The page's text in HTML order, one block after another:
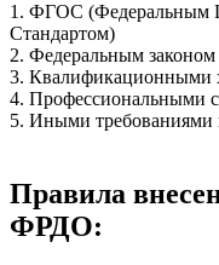
1. ФГОС (Федеральным
Стандартом)
2. Федеральным
3. Квалификационными
4. Профессиональными
5. Иными требованиями
Правила
ФРДО: